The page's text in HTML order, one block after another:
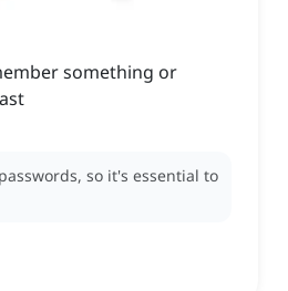
something or
passwords, so it's essential to